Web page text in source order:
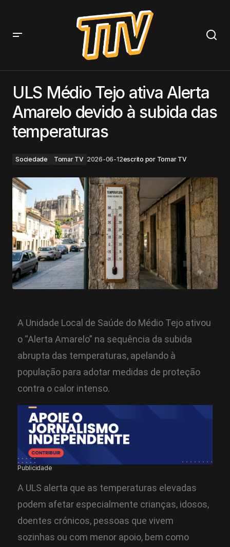
das temperaturas
ULS Médio Tejo ativa Alerta
Amarelo devido à subida das
temperaturas
Sociedade Tomar TV 2026-06-12escrito por Tomar TV
A Unidade Local de Saúde do Médio Tejo ativou
o “Alerta Amarelo” na sequência da subida
abrupta das temperaturas, apelando à
população para adotar medidas de proteção
contra o calor intenso.
Publicidade
A ULS alerta que as temperaturas elevadas
podem afetar especialmente crianças, idosos,
doentes crónicos, pessoas que vivem
sozinhas ou com menor apoio, bem como